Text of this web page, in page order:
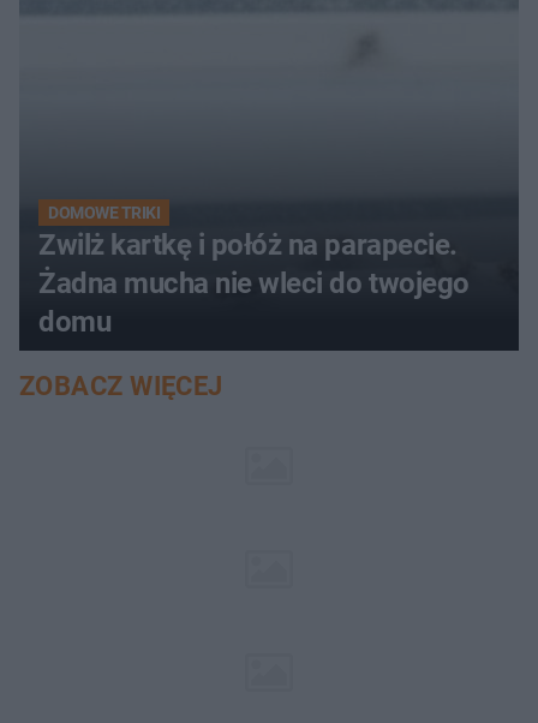
DOMOWE TRIKI
Zwilż kartkę i połóż na parapecie.
Żadna mucha nie wleci do twojego
domu
ZOBACZ WIĘCEJ